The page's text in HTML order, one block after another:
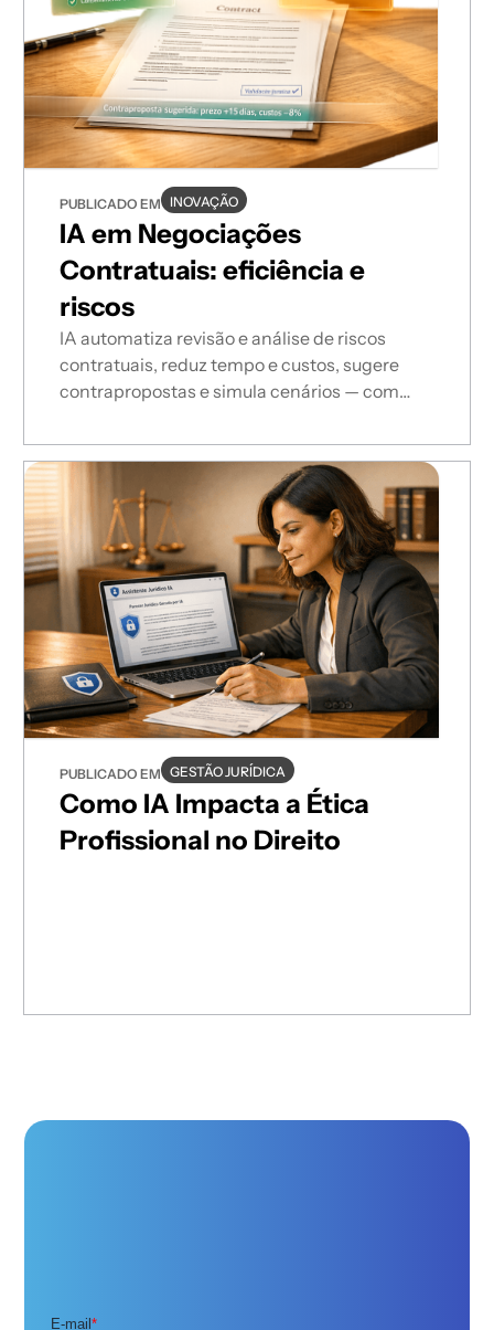
PUBLICADO EM INOVAÇÃO
IA em Negociações
Contratuais: eficiência e
riscos
IA automatiza revisão e análise de riscos
contratuais, reduz tempo e custos, sugere
contrapropostas e simula cenários — com
PUBLICADO EM GESTÃO JURÍDICA
Como IA Impacta a Ética
Profissional no Direito